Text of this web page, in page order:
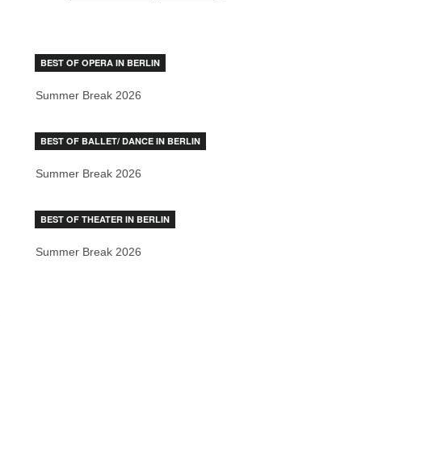
BEST OF OPERA IN BERLIN
Summer Break 2026
BEST OF BALLET/ DANCE IN BERLIN
Summer Break 2026
BEST OF THEATER IN BERLIN
Summer Break 2026